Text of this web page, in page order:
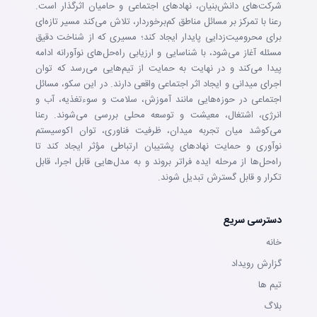
شرکت‌های دانش‌بنیان، نهادهای اجتماعی و حامیان اثرگذار است.
رعنا با تمرکز بر مسائل مناطق کم‌برخوردار، تلاش می‌کند مسیر تازه‌ای
برای محرومیت‌زدایی پایدار ایجاد کند؛ مسیری که از شناخت دقیق
مسئله آغاز می‌شود، با شناسایی و ارزیابی راه‌حل‌های نوآورانه ادامه
پیدا می‌کند و در نهایت به حمایت از تیم‌هایی می‌رسد که توان
اجرای میدانی و ایجاد اثر اجتماعی واقعی دارند. در این سکو، مسائل
اجتماعی در حوزه‌هایی مانند آموزش، سلامت و سوءتغذیه، آب و
انرژی، اشتغال، معیشت و توسعه محلی بررسی می‌شوند. رعنا
می‌کوشد میان تجربه میدان، ظرفیت فناوری، توان اکوسیستم
نوآوری و حمایت نهادهای پشتیبان ارتباطی مؤثر ایجاد کند تا
راه‌حل‌ها از مرحله ایده فراتر بروند و به مدل‌هایی قابل اجرا، قابل
تکرار و قابل گسترش تبدیل شوند.
دسترسی سریع
خانه
گزارش رویداد
تيم ها
بلاگ